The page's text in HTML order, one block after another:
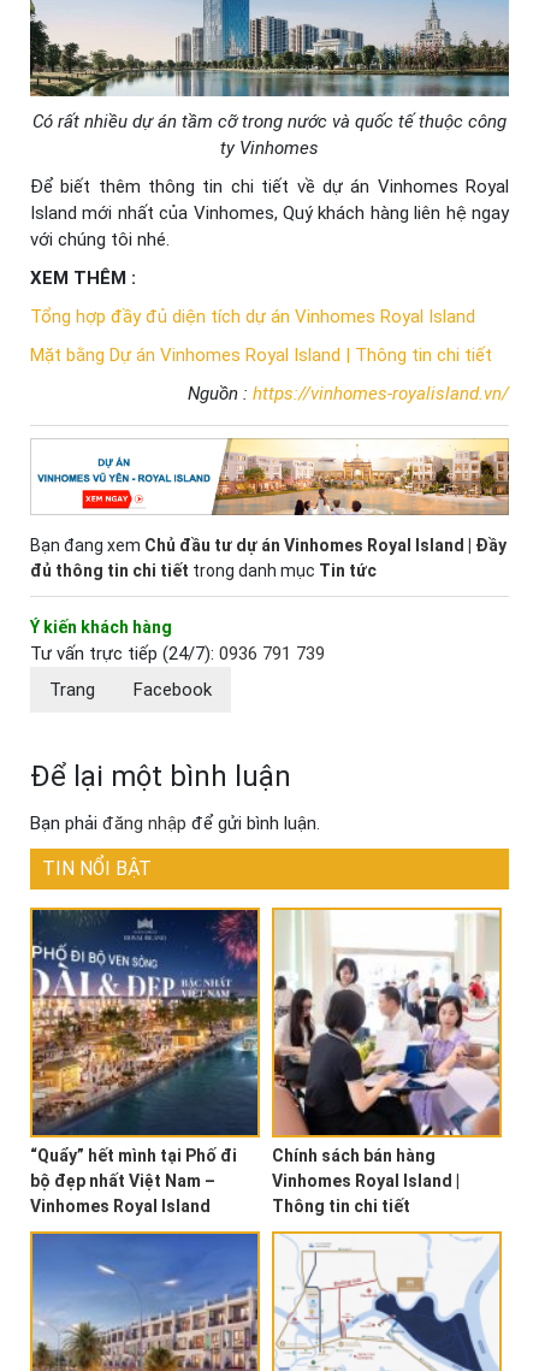
Có rất nhiều dự án tầm cỡ trong nước và quốc tế thuộc công
ty Vinhomes
Để biết thêm thông tin chi tiết về dự án Vinhomes Royal
Island mới nhất của Vinhomes, Quý khách hàng liên hệ ngay
với chúng tôi nhé.
XEM THÊM :
Tổng hợp đầy đủ diện tích dự án Vinhomes Royal Island
Mặt bằng Dự án Vinhomes Royal Island | Thông tin chi tiết
Nguồn : https://vinhomes-royalisland.vn/
Bạn đang xem Chủ đầu tư dự án Vinhomes Royal Island | Đầy
đủ thông tin chi tiết trong danh mục Tin tức
Ý kiến khách hàng
Tư vấn trực tiếp (24/7): 0936 791 739
Trang
Facebook
Để lại một bình luận
Bạn phải đăng nhập để gửi bình luận.
TIN NỔI BẬT
“Quẩy” hết mình tại Phố đi
bộ đẹp nhất Việt Nam –
Vinhomes Royal Island
Chính sách bán hàng
Vinhomes Royal Island |
Thông tin chi tiết